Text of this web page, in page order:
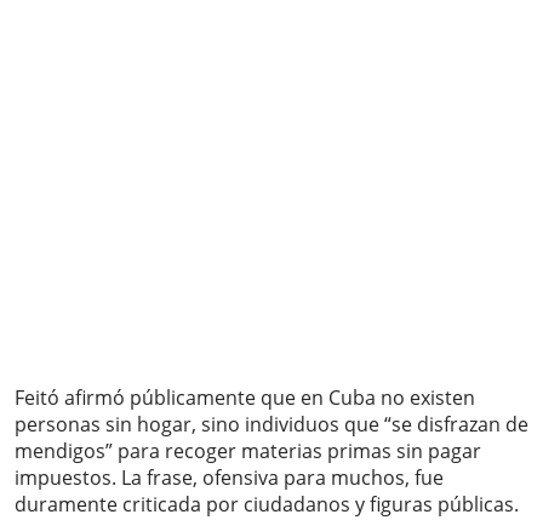
Feitó afirmó públicamente que en Cuba no existen
personas sin hogar, sino individuos que “se disfrazan de
mendigos” para recoger materias primas sin pagar
impuestos. La frase, ofensiva para muchos, fue
duramente criticada por ciudadanos y figuras públicas.